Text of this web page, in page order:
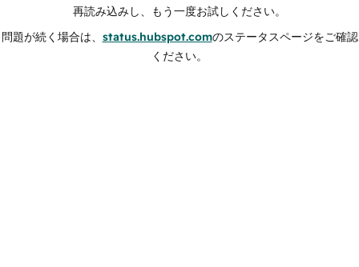
再読み込みし、もう一度お試しください。
問題が続く場合は、 status.hubspot.comのステータスページをご確認
ください。